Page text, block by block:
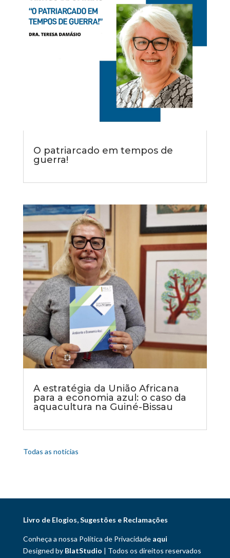
O patriarcado em tempos de
guerra!
A estratégia da União Africana
para a economia azul: o caso da
aquacultura na Guiné-Bissau
Todas as notícias
Livro de Elogios, Sugestões e Reclamações
Conheça a nossa Política de Privacidade aqui
Designed by BlatStudio | Todos os direitos reservados